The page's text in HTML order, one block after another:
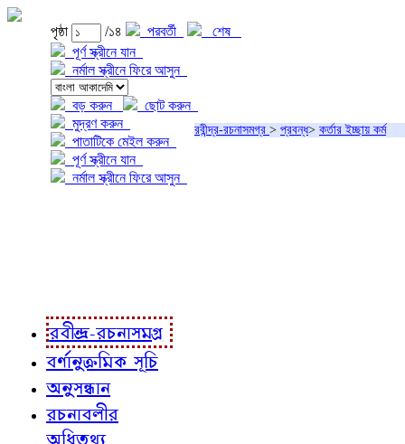
পৃষ্ঠা /১৪ পরবর্তী
শেষ
পূর্ণ স্ক্রীনে যান
নর্মাল স্ক্রীনে ফিরে আসুন
বড় করুন
ছোট করুন
মুদ্রণ করুন
পাতাটিকে মেইল করুন
পূর্ণ স্ক্রীনে যান
নর্মাল স্ক্রীনে ফিরে আসুন
রবীন্দ্র-রচনাসমগ্র > প্রবন্ধ> কর্তার ইচ্ছায় কর্ম
রবীন্দ্র-রচনাসমগ্র
বর্ণানুক্রমিক সূচি
অনুসন্ধান
রচনাবলীর
অধিতথ্য